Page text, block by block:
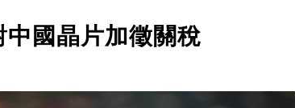
國晶片加徵關稅